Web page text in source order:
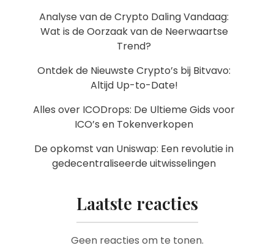
Analyse van de Crypto Daling Vandaag:
Wat is de Oorzaak van de Neerwaartse
Trend?
Ontdek de Nieuwste Crypto’s bij Bitvavo:
Altijd Up-to-Date!
Alles over ICODrops: De Ultieme Gids voor
ICO’s en Tokenverkopen
De opkomst van Uniswap: Een revolutie in
gedecentraliseerde uitwisselingen
Laatste reacties
Geen reacties om te tonen.